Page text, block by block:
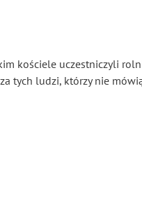
kościele uczestniczyli
tych ludzi, którzy nie